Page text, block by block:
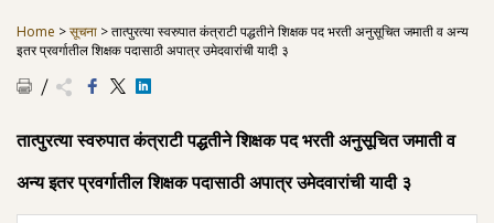
Home >सूचना >तात्पुरत्या स्वरुपात कंत्राटी पद्धतीने शिक्षक पद भरती अनुसूचित जमाती व अन्य
इतर प्रवर्गातील शिक्षक पदासाठी अपात्र उमेदवारांची यादी ३
तात्पुरत्या स्वरुपात कंत्राटी पद्धतीने शिक्षक पद भरती अनुसूचित जमाती व
अन्य इतर प्रवर्गातील शिक्षक पदासाठी अपात्र उमेदवारांची यादी ३